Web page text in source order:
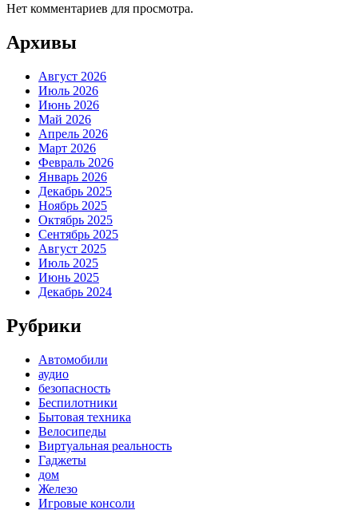
Нет комментариев для просмотра.
Архивы
Август 2026
Июль 2026
Июнь 2026
Май 2026
Апрель 2026
Март 2026
Февраль 2026
Январь 2026
Декабрь 2025
Ноябрь 2025
Октябрь 2025
Сентябрь 2025
Август 2025
Июль 2025
Июнь 2025
Декабрь 2024
Рубрики
Автомобили
аудио
безопасность
Беспилотники
Бытовая техника
Велосипеды
Виртуальная реальность
Гаджеты
дом
Железо
Игровые консоли